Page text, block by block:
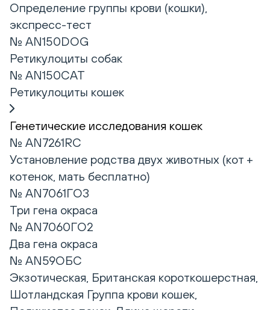
Определение группы крови (кошки),
экспресс-тест
№ AN150DOG
Ретикулоциты собак
№ AN150CAT
Ретикулоциты кошек
Генетические исследования кошек
№ AN7261RC
Установление родства двух животных (кот +
котенок, мать бесплатно)
№ AN7061ГО3
Три гена окраса
№ AN7060ГО2
Два гена окраса
№ AN59ОБС
Экзотическая, Британская короткошерстная,
Шотландская Группа крови кошек,